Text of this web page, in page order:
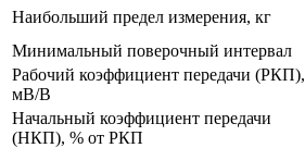
Наибольший предел измерения, кг
Минимальный поверочный интервал
Рабочий коэффициент передачи (РКП),
мВ/В
Начальный коэффициент передачи
(НКП), % от РКП